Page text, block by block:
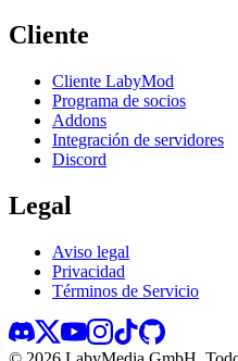
Cliente
Cliente LabyMod
Programa de socios
Addons
Integración de servidores
Discord
Legal
Aviso legal
Privacidad
Términos de Servicio